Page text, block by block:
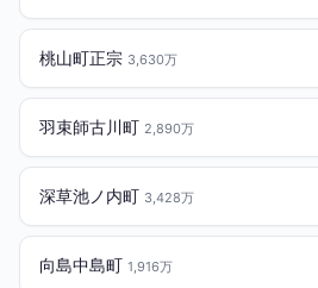
桃山町正宗 3,630万
羽束師古川町 2,890万
深草池ノ内町 3,428万
向島中島町 1,916万